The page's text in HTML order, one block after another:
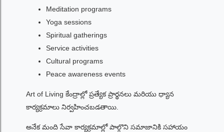
Meditation programs
Yoga sessions
Spiritual gatherings
Service activities
Cultural programs
Peace awareness events
Art of Living కేంద్రాల్లో ప్రత్యేక ప్రార్థనలు మరియు ధ్యాన
కార్యక్రమాలు నిర్వహించబడతాయి.
అనేక మంది సేవా కార్యక్రమాల్లో పాల్గొని సమాజానికి సహాయం